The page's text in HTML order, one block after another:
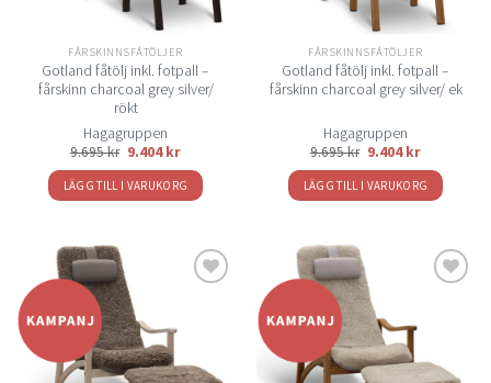
FÅRSKINNSFÅTÖLJER
Gotland fåtölj inkl. fotpall –
fårskinn charcoal grey silver/
rökt
Hagagruppen
9.695kr 9.404kr
LÄGG TILL I VARUKORG
FÅRSKINNSFÅTÖLJER
Gotland fåtölj inkl. fotpall –
fårskinn charcoal grey silver/ ek
Hagagruppen
9.695kr 9.404kr
LÄGG TILL I VARUKORG
önskelistan
önskelistan